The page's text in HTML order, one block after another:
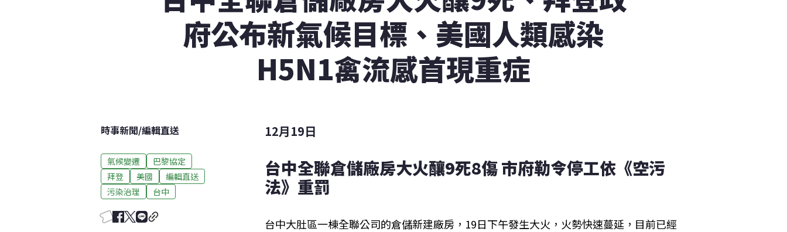
府公布新氣候目標、美國人類感染
H5N1禽流感首現重症
時事新聞/編輯直送
氣候變遷
巴黎協定
拜登
美國
編輯直送
污染治理
台中
12月19日
台中全聯倉儲廠房大火釀9死8傷 市府勒令停工依《空污
法》重罰
台中大肚區一棟全聯公司的倉儲新建廠房，19日下午發生大火，火勢快速蔓延，目前已經